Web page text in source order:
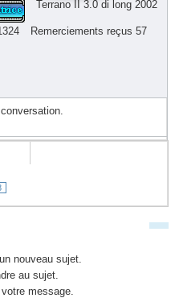
Terrano II 3.0 di long 2002
Remerciements reçus 57
nouveau sujet.
au sujet.
message.